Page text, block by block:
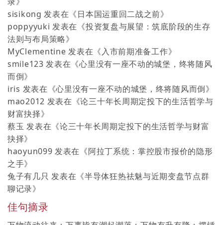
sisikong 发表在《日本国运重回二战之前》
poppyyuki 发表在《投资复盘与展望：筑底阶段的生存
法则与布局策略》
MyClementine 发表在《入市前期准备工作》
smile123 发表在《心里没有一座不动的城堡，终将随风
而倒》
iris 发表在《心里没有一座不动的城堡，终将随风而倒》
mao2012 发表在《论三十年长周期定投下的生活哲学与
财富抉择》
蔡玉 发表在《论三十年长周期定投下的生活哲学与财富
抉择》
haoyun099 发表在《阿拉丁系统：掌控股市报价的隐形
之手》
兔子有几只 发表在《半导体狂热祛魅与近期变盘节点群
聊记录》
佳句摘录